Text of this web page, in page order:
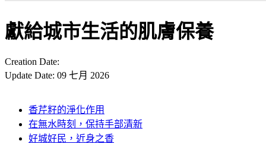
獻給城市生活的肌膚保養
Creation Date:
Update Date: 09 七月 2026
香芹籽的淨化作用
在無水時刻，保持手部清新
好城好民，近身之香